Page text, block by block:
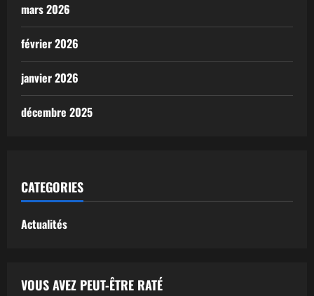
mars 2026
février 2026
janvier 2026
décembre 2025
CATEGORIES
Actualités
VOUS AVEZ PEUT-ÊTRE RATÉ